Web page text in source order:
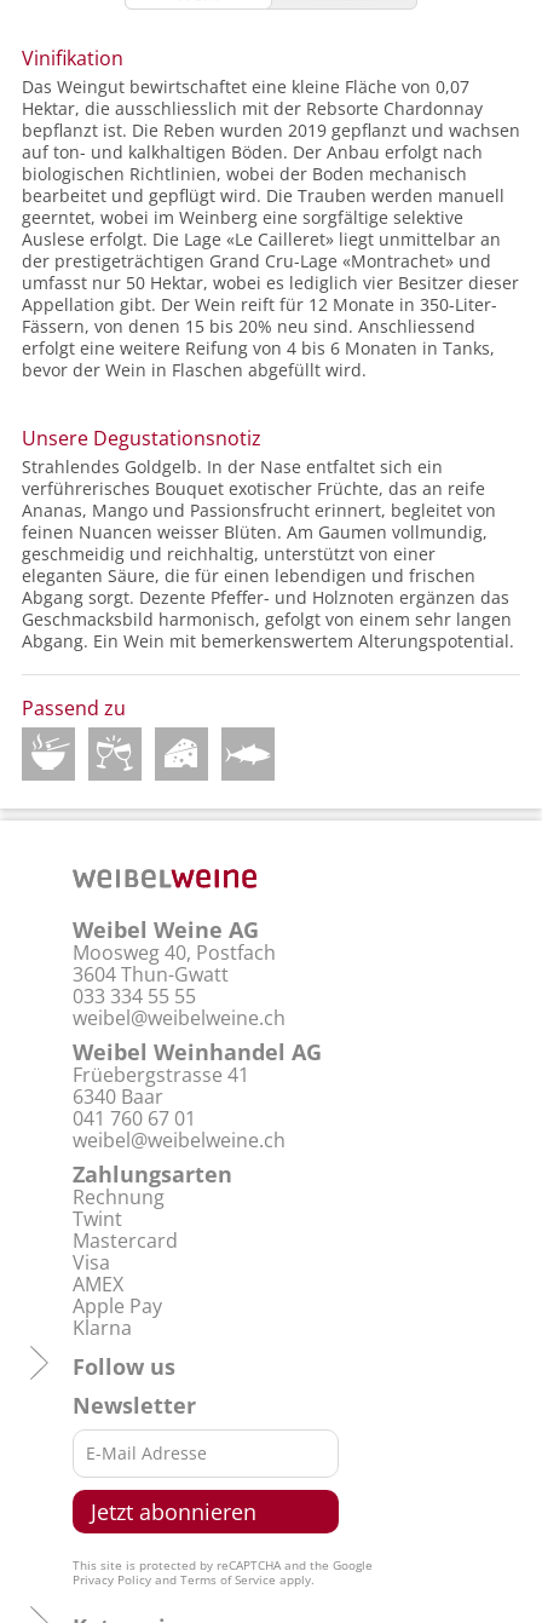
Vinifikation
Das Weingut bewirtschaftet eine kleine Fläche von 0,07
Hektar, die ausschliesslich mit der Rebsorte Chardonnay
bepflanzt ist. Die Reben wurden 2019 gepflanzt und wachsen
auf ton- und kalkhaltigen Böden. Der Anbau erfolgt nach
biologischen Richtlinien, wobei der Boden mechanisch
bearbeitet und gepflügt wird. Die Trauben werden manuell
geerntet, wobei im Weinberg eine sorgfältige selektive
Auslese erfolgt. Die Lage «Le Cailleret» liegt unmittelbar an
der prestigeträchtigen Grand Cru-Lage «Montrachet» und
umfasst nur 50 Hektar, wobei es lediglich vier Besitzer dieser
Appellation gibt. Der Wein reift für 12 Monate in 350-Liter-
Fässern, von denen 15 bis 20% neu sind. Anschliessend
erfolgt eine weitere Reifung von 4 bis 6 Monaten in Tanks,
bevor der Wein in Flaschen abgefüllt wird.
Unsere Degustationsnotiz
Strahlendes Goldgelb. In der Nase entfaltet sich ein
verführerisches Bouquet exotischer Früchte, das an reife
Ananas, Mango und Passionsfrucht erinnert, begleitet von
feinen Nuancen weisser Blüten. Am Gaumen vollmundig,
geschmeidig und reichhaltig, unterstützt von einer
eleganten Säure, die für einen lebendigen und frischen
Abgang sorgt. Dezente Pfeffer- und Holznoten ergänzen das
Geschmacksbild harmonisch, gefolgt von einem sehr langen
Abgang. Ein Wein mit bemerkenswertem Alterungspotential.
Passend zu
Weibel Weine AG
Moosweg 40, Postfach
3604 Thun-Gwatt
033 334 55 55
weibel@weibelweine.ch
Weibel Weinhandel AG
Früebergstrasse 41
6340 Baar
041 760 67 01
weibel@weibelweine.ch
Zahlungsarten
Rechnung
Twint
Mastercard
Visa
AMEX
Apple Pay
Klarna
Follow us
Newsletter
This site is protected by reCAPTCHA and the Google
Privacy Policy and Terms of Service apply.